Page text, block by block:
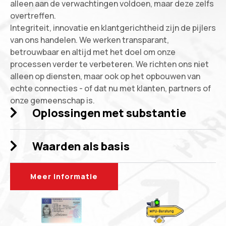
alleen aan de verwachtingen voldoen, maar deze zelfs
overtreffen.
Integriteit, innovatie en klantgerichtheid zijn de pijlers
van ons handelen. We werken transparant,
betrouwbaar en altijd met het doel om onze
processen verder te verbeteren. We richten ons niet
alleen op diensten, maar ook op het opbouwen van
echte connecties - of dat nu met klanten, partners of
onze gemeenschap is.
Oplossingen met substantie
Waarden als basis
Meer informatie